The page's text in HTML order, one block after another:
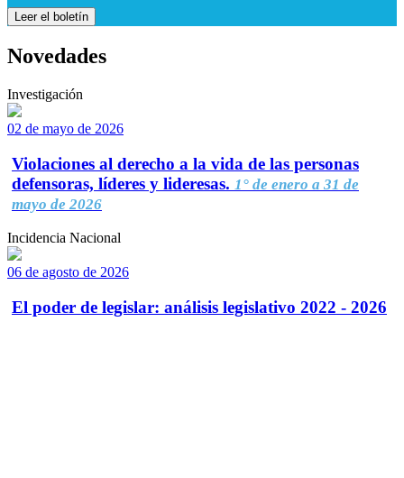
Leer el boletín
Novedades
Investigación
02 de mayo de 2026
Violaciones al derecho a la vida de las personas
defensoras, líderes y lideresas. 1° de enero a 31 de
mayo de 2026
Incidencia Nacional
06 de agosto de 2026
El poder de legislar: análisis legislativo 2022 - 2026